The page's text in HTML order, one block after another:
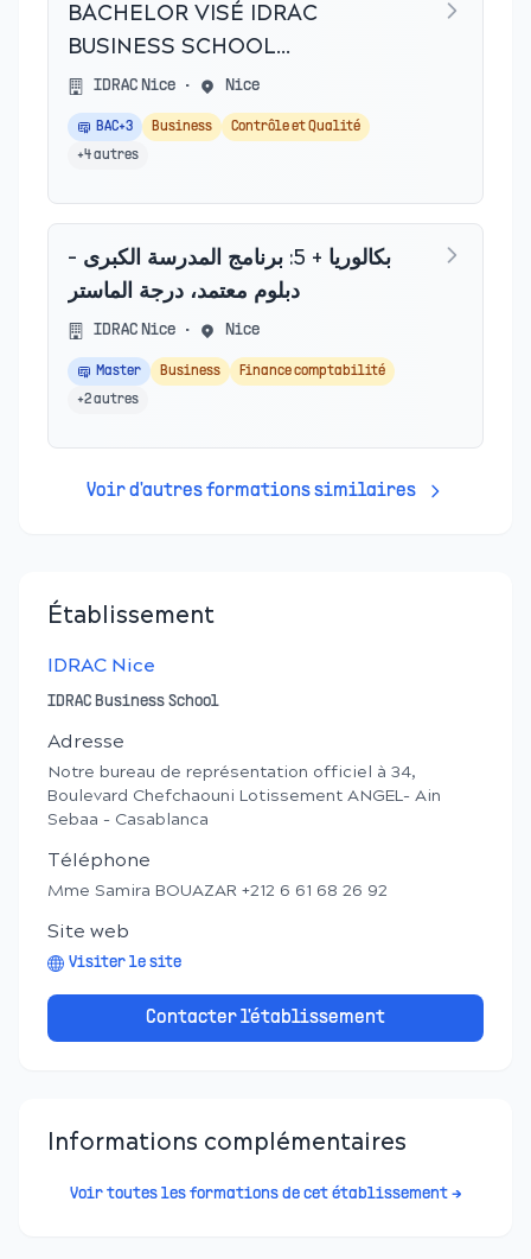
BACHELOR VISÉ IDRAC
BUSINESS SCHOOL
IDRAC Nice • Nice
BAC+3 Business
Contrôle et Qualité
+4autres
بكالوريا + 5: برنامج المدرسة الكبرى -
دبلوم معتمد، درجة الماستر
IDRAC Nice • Nice
Master Business
Finance comptabilité
+2autres
Voir d'autres formations similaires
Établissement
IDRAC Nice
IDRAC Business School
Adresse
Notre bureau de représentation officiel à 34,
Boulevard Chefchaouni Lotissement ANGEL- Ain
Sebaa - Casablanca
Téléphone
Mme Samira BOUAZAR +212 6 61 68 26 92
Site web
Visiter le site
Contacter l'établissement
Informations complémentaires
Voir toutes les formations de cet établissement →